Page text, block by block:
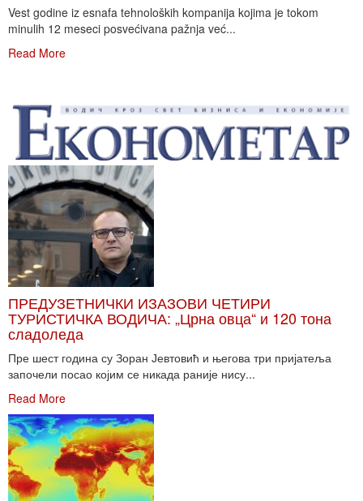
Vest godine iz esnafa tehnoloških kompanija kojima je tokom
minulih 12 meseci posvećivana pažnja već...
Read More
ПРЕДУЗЕТНИЧКИ ИЗАЗОВИ ЧЕТИРИ
ТУРИСТИЧКА ВОДИЧА: „Црна овца“ и 120 тона
сладоледа
Пре шест година су Зоран Јевтовић и његова три пријатеља
започели посао којим се никада раније нису...
Read More